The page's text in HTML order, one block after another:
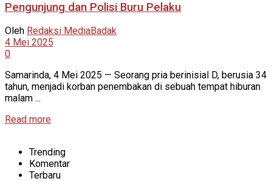
Pengunjung dan Polisi Buru Pelaku
Oleh Redaksi MediaBadak
4 Mei 2025
0
Samarinda, 4 Mei 2025 — Seorang pria berinisial D, berusia 34
tahun, menjadi korban penembakan di sebuah tempat hiburan
malam ...
Read more
Trending
Komentar
Terbaru